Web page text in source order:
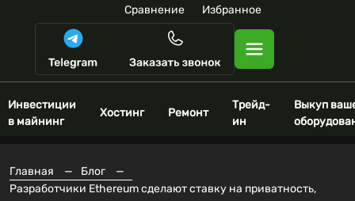
Сравнение Избранное
Инвестиции
в майнинг
Хостинг Ремонт
Трейд-
ин
Выкуп
Главная — Блог
—
Разработчики Ethereum сделают ставку на приватность,